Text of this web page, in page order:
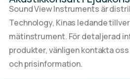
Sound View Instruments är
Technology, Kinas ledande
mätinstrument. För detaljerad
produkter, vänligen kontakta
och prisinformation.